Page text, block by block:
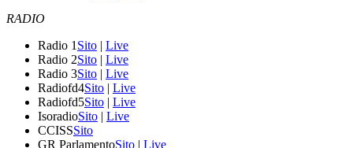
RADIO
Radio 1 Sito | Live
Radio 2Sito | Live
Radio 3Sito | Live
Radiofd4Sito | Live
Radiofd5Sito | Live
IsoradioSito | Live
CCISSSito
GR ParlamentoSito | Live